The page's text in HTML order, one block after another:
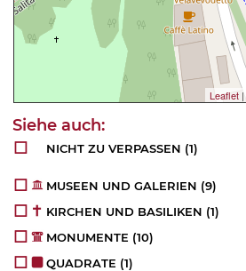
Leaflet |
NICHT ZU VERPASSEN (1)
MUSEEN UND GALERIEN (9)
KIRCHEN UND BASILIKEN (1)
MONUMENTE (10)
QUADRATE (1)